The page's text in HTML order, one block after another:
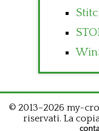
© 2013–2026 my-
riservati. La